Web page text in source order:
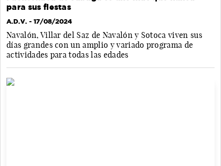
para sus fiestas
A.D.V. - 17/08/2024
Navalón, Villar del Saz de Navalón y Sotoca viven sus
días grandes con un amplio y variado programa de
actividades para todas las edades